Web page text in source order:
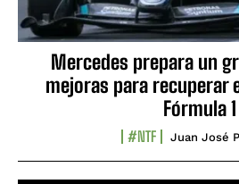
Mercedes prepara un
mejoras para recuperar
Fórmula 1
#NTF Juan José